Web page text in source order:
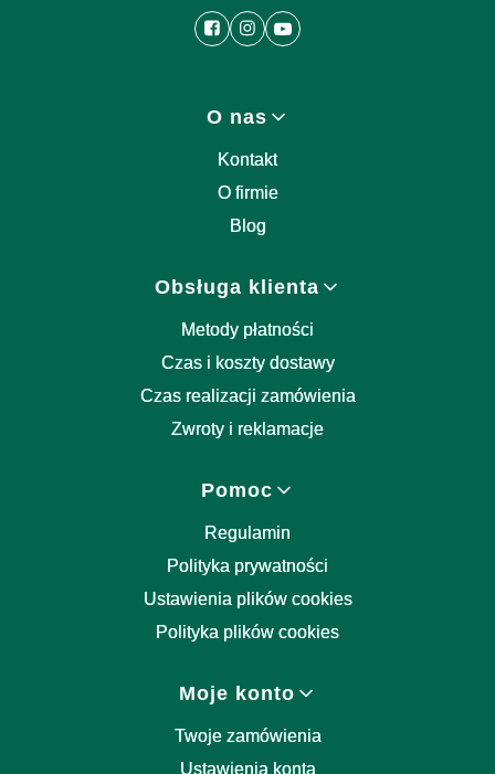
O nas
Kontakt
O firmie
Blog
Obsługa klienta
Metody płatności
Czas i koszty dostawy
Czas realizacji zamówienia
Zwroty i reklamacje
Pomoc
Regulamin
Polityka prywatności
Ustawienia plików cookies
Polityka plików cookies
Moje konto
Twoje zamówienia
Ustawienia konta